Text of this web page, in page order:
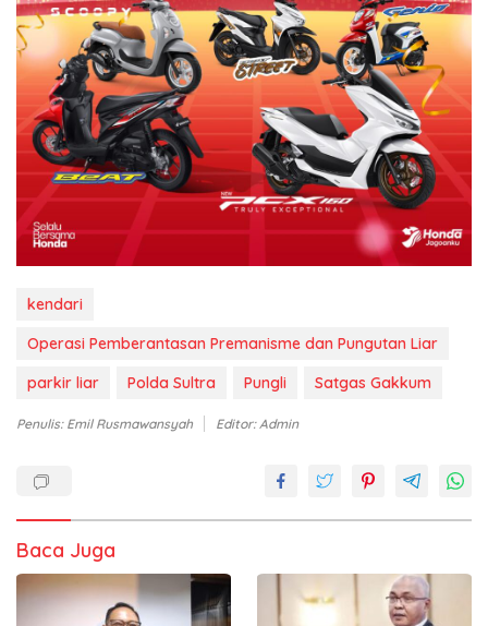
kendari
Operasi Pemberantasan Premanisme dan Pungutan Liar
parkir liar
Polda Sultra Pungli Satgas Gakkum
Penulis: Emil Rusmawansyah Editor: Admin
Baca Juga